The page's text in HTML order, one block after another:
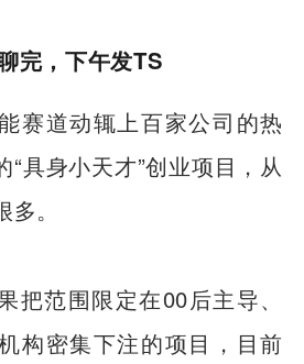
完，下午发TS
赛道动辄上百家公司的热
“具身小天才”创业项目，从
。
把范围限定在00后主导、
构密集下注的项目，目前